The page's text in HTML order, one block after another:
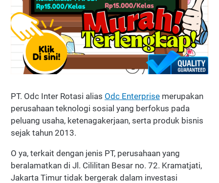
PT. Odc Inter Rotasi alias Odc Enterprise merupakan
perusahaan teknologi sosial yang berfokus pada
peluang usaha, ketenagakerjaan, serta produk bisnis
sejak tahun 2013.
O ya, terkait dengan jenis PT, perusahaan yang
beralamatkan di Jl. Cililitan Besar no. 72. Kramatjati,
Jakarta Timur tidak bergerak dalam investasi